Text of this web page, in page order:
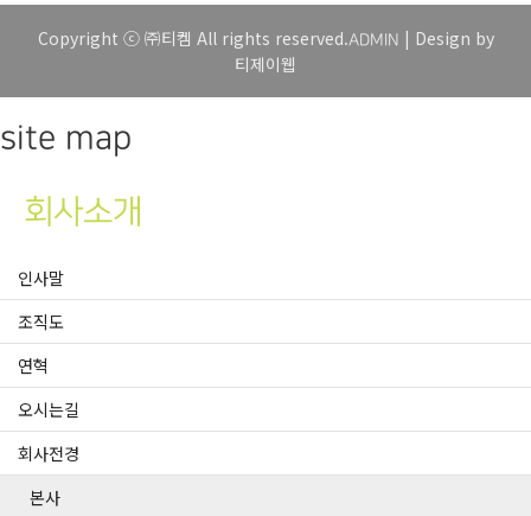
Copyright ⓒ ㈜티켐 All rights reserved.ADMIN | Design by
티제이웹
site map
회사소개
인사말
조직도
연혁
오시는길
회사전경
본사